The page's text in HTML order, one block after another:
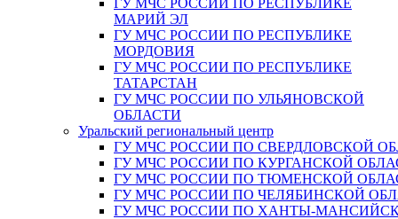
ГУ МЧС РОССИИ ПО РЕСПУБЛИКЕ
МАРИЙ ЭЛ
ГУ МЧС РОССИИ ПО РЕСПУБЛИКЕ
МОРДОВИЯ
ГУ МЧС РОССИИ ПО РЕСПУБЛИКЕ
ТАТАРСТАН
ГУ МЧС РОССИИ ПО УЛЬЯНОВСКОЙ
ОБЛАСТИ
Уральский региональный центр
ГУ МЧС РОССИИ ПО СВЕРДЛОВСКОЙ
ГУ МЧС РОССИИ ПО КУРГАНСКОЙ
ГУ МЧС РОССИИ ПО ТЮМЕНСКОЙ
ГУ МЧС РОССИИ ПО ЧЕЛЯБИНСКОЙ
ГУ МЧС РОССИИ ПО ХАНТЫ-